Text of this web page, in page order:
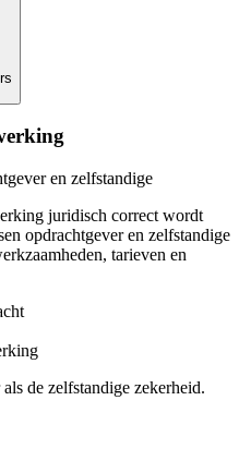
en zelfstandige
juridisch correct wordt
opdrachtgever en zelfstandige
tarieven en
de zelfstandige zekerheid.